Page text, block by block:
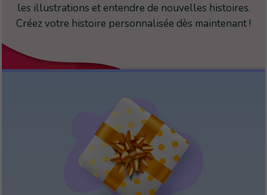
les illustrations et entendre de nouvelles histoires.
Créez votre histoire personnalisée dès maintenant !